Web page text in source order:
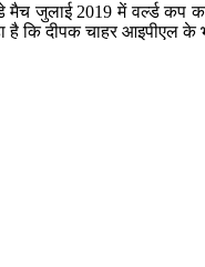
जुलाई 2019 में वर्ल्ड कप
है कि दीपक चाहर आइपीएल